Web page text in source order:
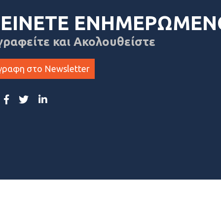
και Ακολουθείστε
στο Newsletter